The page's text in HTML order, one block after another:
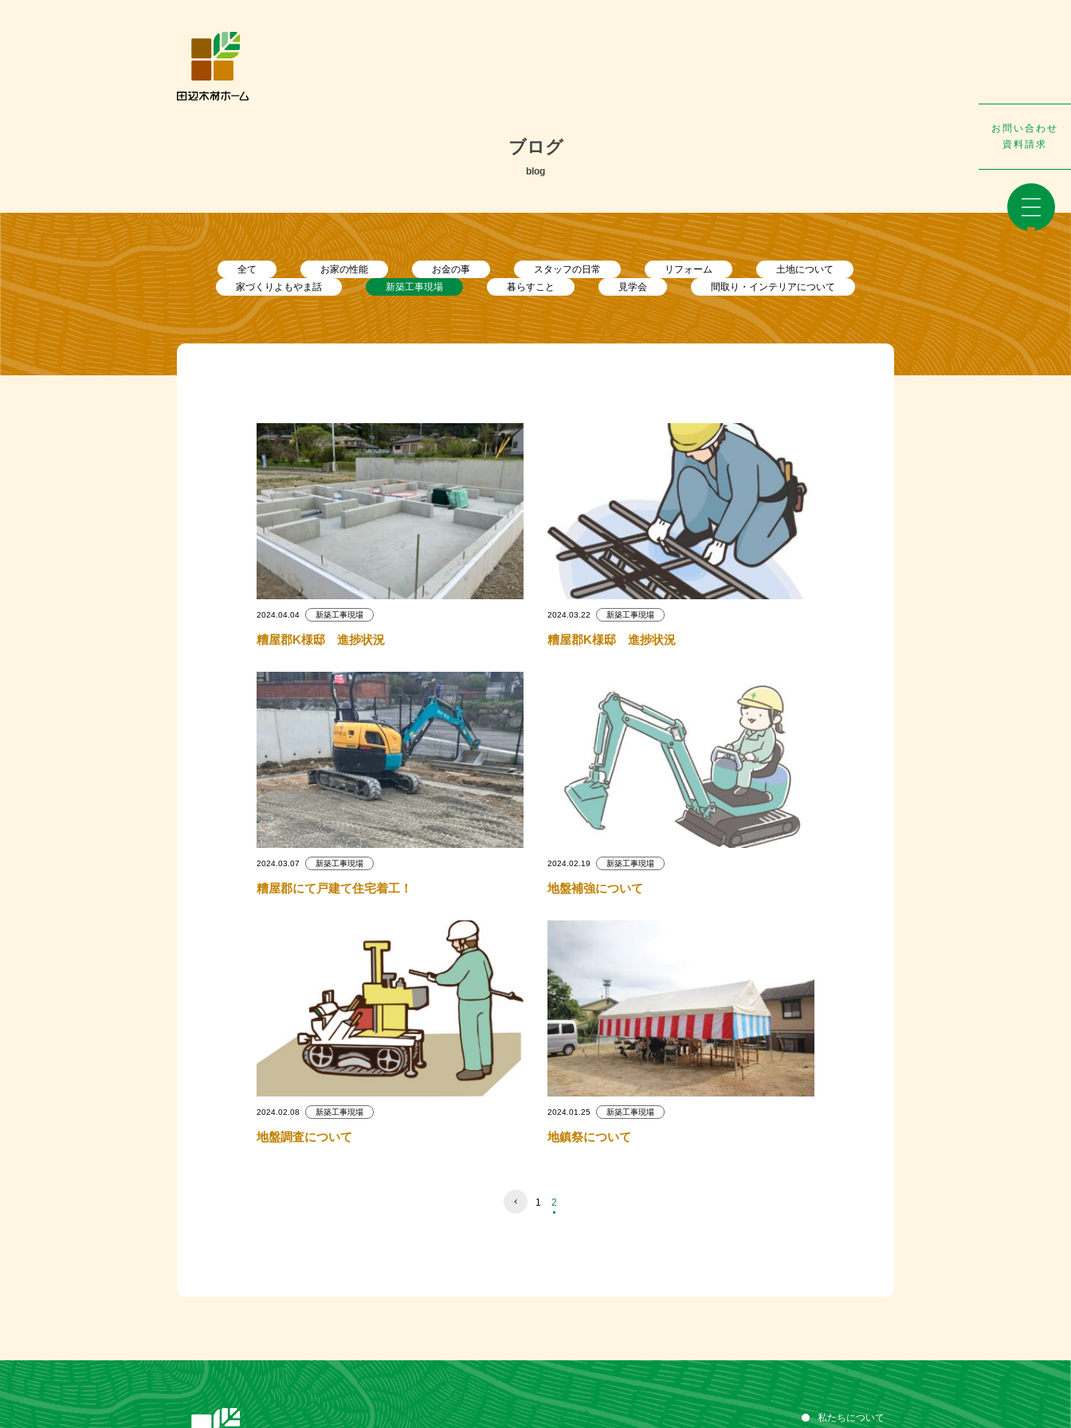
お問い合わせ
資料請求
ブログ
blog
全て お家の性能 お金の事 スタッフの日常 リフォーム
土地について
家づくりよもやま話
新築工事現場 暮らすこと 見学会 間取り・インテリアについて
2024.04.04 新築工事現場
糟屋郡K様邸 進捗状況
2024.03.22 新築工事現場
糟屋郡K様邸 進捗状況
2024.03.07 新築工事現場
糟屋郡にて戸建て住宅着工！
2024.02.19 新築工事現場
地盤補強について
2024.02.08 新築工事現場
地盤調査について
2024.01.25 新築工事現場
地鎮祭について
1 2
私たちについて